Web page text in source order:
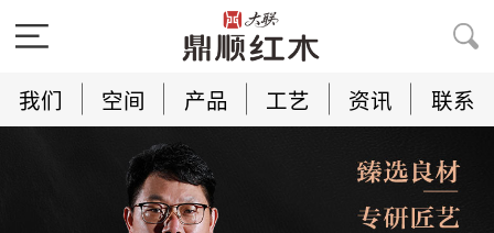
我们 空间 产品 工艺 资讯 联系